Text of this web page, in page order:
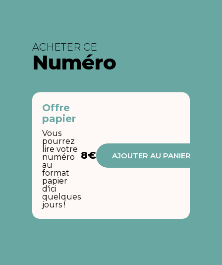
ACHETER CE
Numéro
Offre
papier
Vous
pourrez
lire votre
numéro
au
format
papier
d'ici
quelques
jours !
8€ AJOUTER AU PANIER